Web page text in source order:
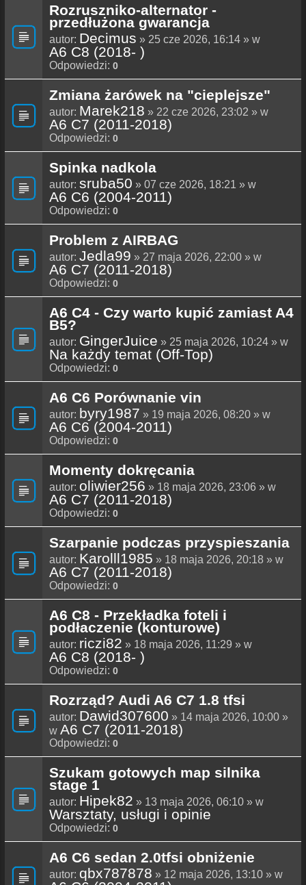
Rozruszniko-alternator -
przedłużona gwarancja
autor: Decimus » 25 cze 2026, 16:14 » w
A6 C8 (2018- )
Odpowiedzi: 0
Zmiana żarówek na "cieplejsze"
autor: Marek218 » 22 cze 2026, 23:02 » w
A6 C7 (2011-2018)
Odpowiedzi: 0
Spinka nadkola
autor: sruba50 » 07 cze 2026, 18:21 » w
A6 C6 (2004-2011)
Odpowiedzi: 0
Problem z AIRBAG
autor: Jedla99 » 27 maja 2026, 22:00 » w
A6 C7 (2011-2018)
Odpowiedzi: 0
A6 C4 - Czy warto kupić zamiast A4
B5?
autor: GingerJuice » 25 maja 2026, 10:24 » w
Na każdy temat (Off-Top)
Odpowiedzi: 0
A6 C6 Porównanie vin
autor: byry1987 » 19 maja 2026, 08:20 » w
A6 C6 (2004-2011)
Odpowiedzi: 0
Momenty dokręcania
autor: oliwier256 » 18 maja 2026, 23:06 » w
A6 C7 (2011-2018)
Odpowiedzi: 0
Szarpanie podczas przyspieszania
autor: Karolll1985 » 18 maja 2026, 20:18 » w
A6 C7 (2011-2018)
Odpowiedzi: 0
A6 C8 - Przekładka foteli i
podłaczenie (konturowe)
autor: riczi82 » 18 maja 2026, 11:29 » w
A6 C8 (2018- )
Odpowiedzi: 0
Rozrząd? Audi A6 C7 1.8 tfsi
autor: Dawid307600 » 14 maja 2026, 10:00 »
w A6 C7 (2011-2018)
Odpowiedzi: 0
Szukam gotowych map silnika
stage 1
autor: Hipek82 » 13 maja 2026, 06:10 » w
Warsztaty, usługi i opinie
Odpowiedzi: 0
A6 C6 sedan 2.0tfsi obniżenie
autor: qbx787878 » 12 maja 2026, 13:10 » w